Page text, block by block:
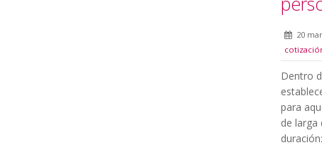
20
Dentro
para
de larga